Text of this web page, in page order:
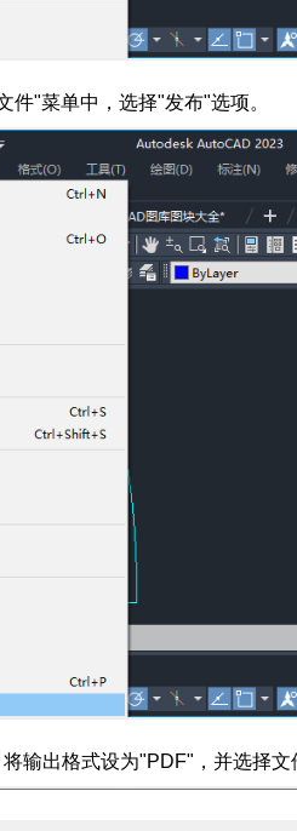
"菜单中，选择"发布"选项。
输出格式设为"PDF"，并选择文